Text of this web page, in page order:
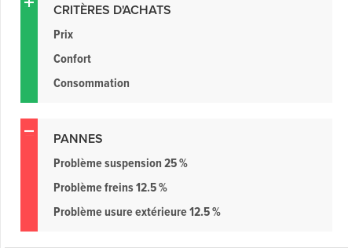
CRITÈRES D'ACHATS
Prix
Confort
Consommation
PANNES
Problème suspension 25 %
Problème freins 12.5 %
Problème usure extérieure 12.5 %